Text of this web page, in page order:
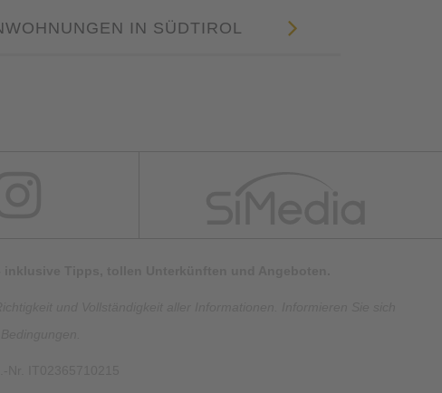
IN SÜDTIROL